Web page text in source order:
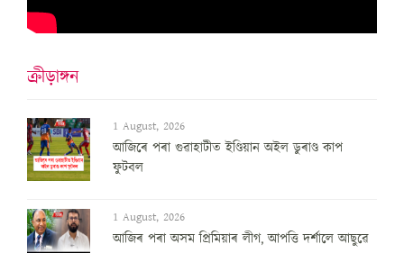
ক্ৰীড়াঙ্গন
1 August, 2026
আজিৰে পৰা গুৱাহাটীত ইণ্ডিয়ান অইল ডুৰাণ্ড কাপ
ফুটবল
1 August, 2026
আজিৰ পৰা অসম প্ৰিমিয়াৰ লীগ, আপত্তি দৰ্শালে আছুৱে